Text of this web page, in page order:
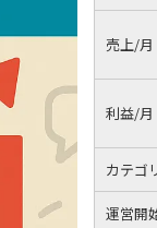
売上/月
利益/月
カテゴ
運営開